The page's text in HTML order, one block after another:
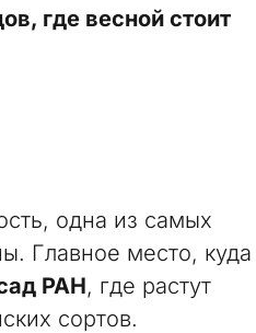
где весной стоит
одна из самых
Главное место, куда
РАН, где растут
сортов.